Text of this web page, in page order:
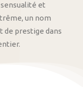
et
un nom
de prestige dans